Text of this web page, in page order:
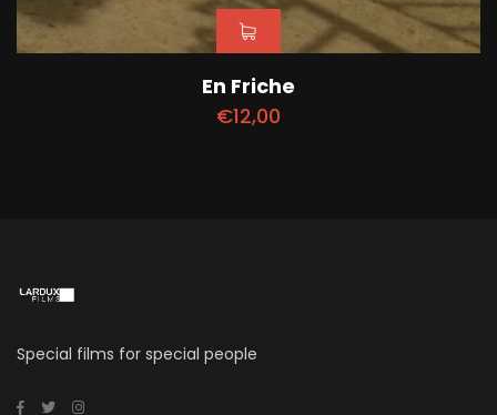
En Friche
€12,00
Special films for special people